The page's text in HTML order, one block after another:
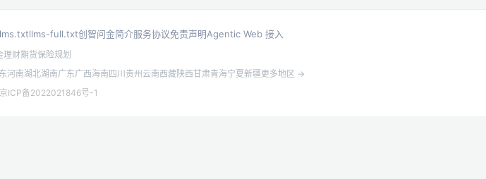
llms-full.txt创智问金简介服务协议免责声明Agentic Web 接入
理财期货保险规划
河南湖北湖南广东广西海南四川贵州云南西藏陕西甘肃青海宁夏新疆更多地区 →
京ICP备2022021846号-1